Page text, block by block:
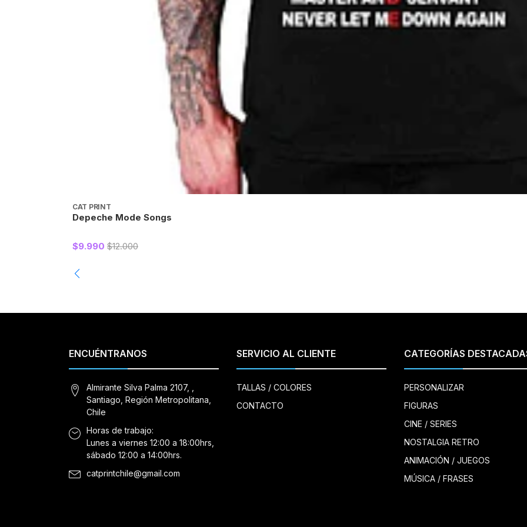
CAT PRINT
Depeche Mode Songs
$9.990 $12.000
ENCUÉNTRANOS
Almirante Silva Palma 2107, ,
Santiago, Región Metropolitana,
Chile
Horas de trabajo:
Lunes a viernes 12:00 a 18:00hrs,
sábado 12:00 a 14:00hrs.
catprintchile@gmail.com
SERVICIO AL CLIENTE
TALLAS / COLORES
CONTACTO
CATEGORÍAS
PERSONALIZAR
FIGURAS
CINE / SERIES
NOSTALGIA RETRO
ANIMACIÓN / JUEGOS
MÚSICA / FRASES